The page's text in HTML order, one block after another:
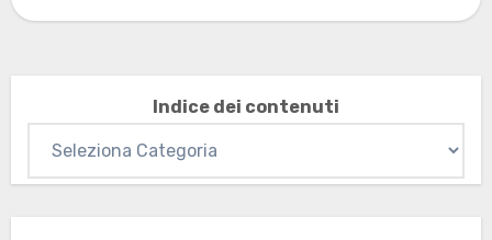
Indice dei contenuti